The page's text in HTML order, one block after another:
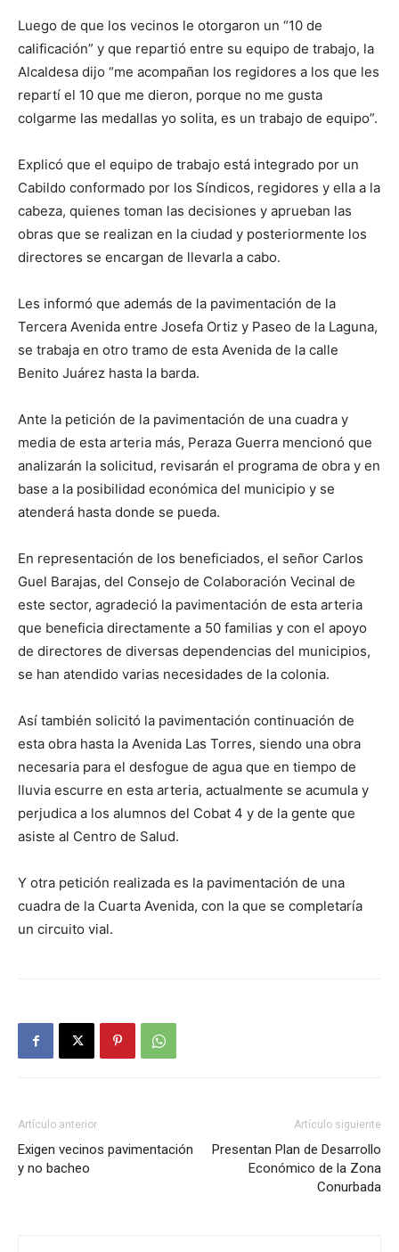
Luego de que los vecinos le otorgaron un “10 de
calificación” y que repartió entre su equipo de trabajo, la
Alcaldesa dijo “me acompañan los regidores a los que les
repartí el 10 que me dieron, porque no me gusta
colgarme las medallas yo solita, es un trabajo de equipo”.
Explicó que el equipo de trabajo está integrado por un
Cabildo conformado por los Síndicos, regidores y ella a la
cabeza, quienes toman las decisiones y aprueban las
obras que se realizan en la ciudad y posteriormente los
directores se encargan de llevarla a cabo.
Les informó que además de la pavimentación de la
Tercera Avenida entre Josefa Ortiz y Paseo de la Laguna,
se trabaja en otro tramo de esta Avenida de la calle
Benito Juárez hasta la barda.
Ante la petición de la pavimentación de una cuadra y
media de esta arteria más, Peraza Guerra mencionó que
analizarán la solicitud, revisarán el programa de obra y en
base a la posibilidad económica del municipio y se
atenderá hasta donde se pueda.
En representación de los beneficiados, el señor Carlos
Guel Barajas, del Consejo de Colaboración Vecinal de
este sector, agradeció la pavimentación de esta arteria
que beneficia directamente a 50 familias y con el apoyo
de directores de diversas dependencias del municipios,
se han atendido varias necesidades de la colonia.
Así también solicitó la pavimentación continuación de
esta obra hasta la Avenida Las Torres, siendo una obra
necesaria para el desfogue de agua que en tiempo de
lluvia escurre en esta arteria, actualmente se acumula y
perjudica a los alumnos del Cobat 4 y de la gente que
asiste al Centro de Salud.
Y otra petición realizada es la pavimentación de una
cuadra de la Cuarta Avenida, con la que se completaría
un circuito vial.
Artículo anterior
Exigen vecinos pavimentación
y no bacheo
Artículo siguiente
Presentan Plan de Desarrollo
Económico de la Zona
Conurbada